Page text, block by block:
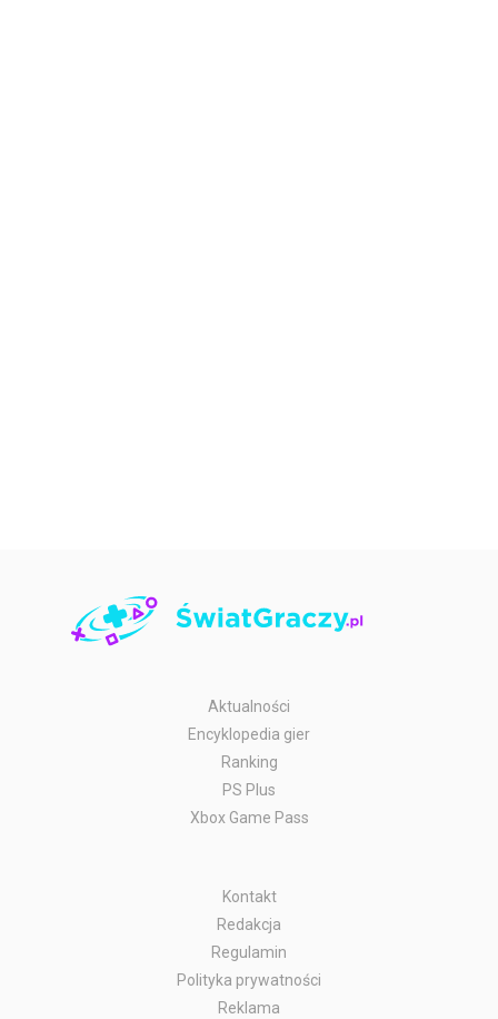
Aktualności
Encyklopedia gier
Ranking
PS Plus
Xbox Game Pass
Kontakt
Redakcja
Regulamin
Polityka prywatności
Reklama